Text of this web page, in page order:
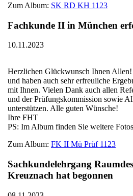
Zum Album: SK RD KH 1123
Fachkunde II in München
10.11.2023
Herzlichen Glückwunsch Ihnen
und haben auch sehr erfreuliche
mit Ihnen. Vielen Dank auch allen
und der Prüfungskommission sowie
unterstützen. Alle guten Wünsche!
Ihre FHT
PS: Im Album finden Sie weitere Fotos
Zum Album: FK II Mü Prüf 1123
Sachkundelehrgang
Kreuznach hat begonnen